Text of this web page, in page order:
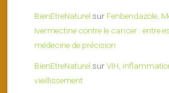
BienEtreNaturel sur Fenbendazole,
Ivermectine contre le cancer : entre
médecine de précision
BienEtreNaturel surVIH,
vieillissement